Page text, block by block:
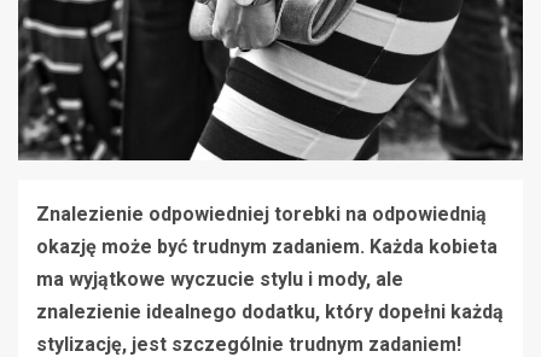
Znalezienie odpowiedniej torebki na odpowiednią
okazję może być trudnym zadaniem. Każda kobieta
ma wyjątkowe wyczucie stylu i mody, ale
znalezienie idealnego dodatku, który dopełni każdą
stylizację, jest szczególnie trudnym zadaniem!